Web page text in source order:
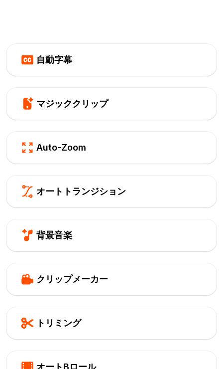
自動字幕
マジッククリップ
Auto-Zoom
オートトランジション
背景音楽
クリップメーカー
トリミング
オートBロール